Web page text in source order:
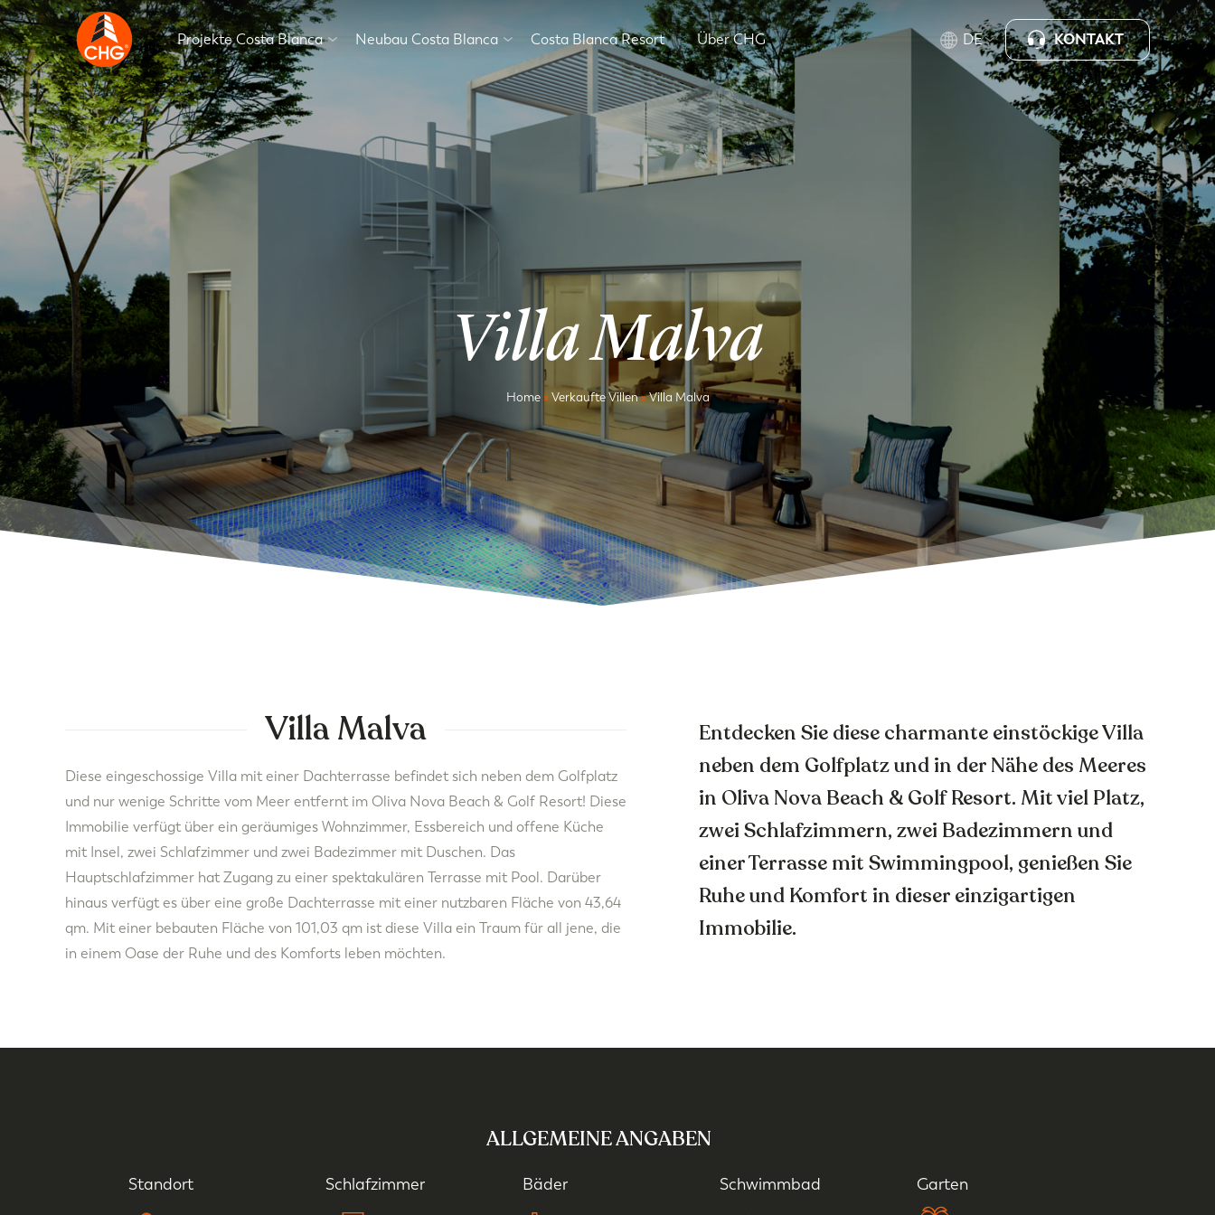
Projekte Costa Blanca Neubau Costa Blanca Costa Blanca Resort Über CHG DE KONTAKT
Villa Malva
Home»Verkaufte Villen»Villa Malva
Villa Malva
Diese eingeschossige Villa mit einer Dachterrasse befindet sich neben dem Golfplatz
und nur wenige Schritte vom Meer entfernt im Oliva Nova Beach & Golf Resort! Diese
Immobilie verfügt über ein geräumiges Wohnzimmer, Essbereich und offene Küche
mit Insel, zwei Schlafzimmer und zwei Badezimmer mit Duschen. Das
Hauptschlafzimmer hat Zugang zu einer spektakulären Terrasse mit Pool. Darüber
hinaus verfügt es über eine große Dachterrasse mit einer nutzbaren Fläche von 43,64
qm. Mit einer bebauten Fläche von 101,03 qm ist diese Villa ein Traum für all jene, die
in einem Oase der Ruhe und des Komforts leben möchten.
Entdecken Sie diese charmante einstöckige Villa
neben dem Golfplatz und in der Nähe des Meeres
in Oliva Nova Beach & Golf Resort. Mit viel Platz,
zwei Schlafzimmern, zwei Badezimmern und
einer Terrasse mit Swimmingpool, genießen Sie
Ruhe und Komfort in dieser einzigartigen
Immobilie.
ALLGEMEINE ANGABEN
Standort Schlafzimmer Bäder Schwimmbad Garten